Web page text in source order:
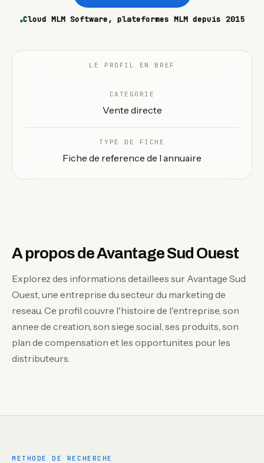
Cloud MLM Software, plateformes MLM depuis 2015
LE PROFIL EN BREF
CATEGORIE
Vente directe
TYPE DE FICHE
Fiche de reference de l annuaire
A propos de Avantage Sud Ouest
Explorez des informations detaillees sur Avantage Sud
Ouest, une entreprise du secteur du marketing de
reseau. Ce profil couvre l'histoire de l'entreprise, son
annee de creation, son siege social, ses produits, son
plan de compensation et les opportunites pour les
distributeurs.
METHODE DE RECHERCHE